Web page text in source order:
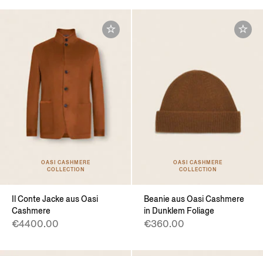
OASI CASHMERE
COLLECTION
Il Conte Jacke aus Oasi
Cashmere
€4400.00
OASI CASHMERE
COLLECTION
Beanie aus Oasi Cashmere
in Dunklem Foliage
€360.00